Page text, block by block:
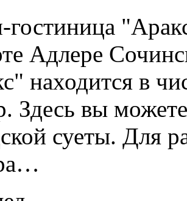
Адлере
находится в
Здесь вы
суеты. Для